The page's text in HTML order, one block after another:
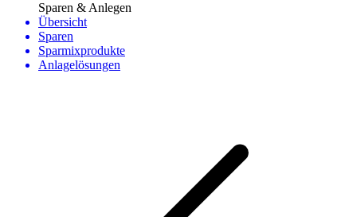
Sparen & Anlegen
Übersicht
Sparen
Sparmixprodukte
Anlagelösungen